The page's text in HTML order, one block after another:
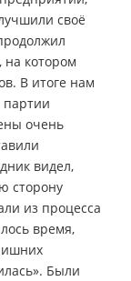
своё
котором
В итоге нам
партии
очень
видел,
сторону
из процесса
время,
Были